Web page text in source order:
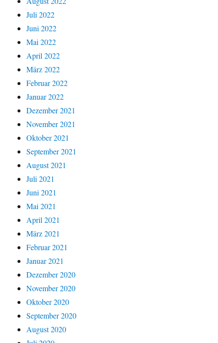
Juli 2022
Juni 2022
Mai 2022
April 2022
März 2022
Februar 2022
Januar 2022
Dezember 2021
November 2021
Oktober 2021
September 2021
August 2021
Juli 2021
Juni 2021
Mai 2021
April 2021
März 2021
Februar 2021
Januar 2021
Dezember 2020
November 2020
Oktober 2020
September 2020
August 2020